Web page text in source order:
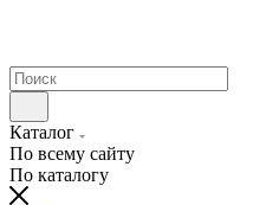
Каталог
По всему сайту
По каталогу